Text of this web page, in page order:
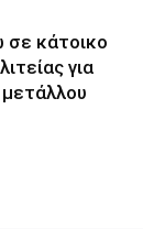
σε κάτοικο
για